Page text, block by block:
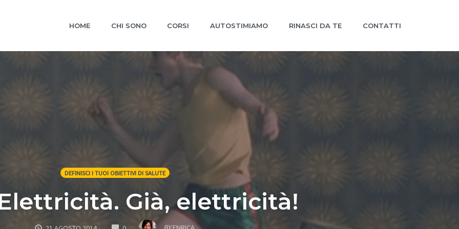
HOME CHI SONO CORSI AUTOSTIMIAMO RINASCI DA TE CONTATTI
DEFINISCI I TUOI OBIETTIVI DI SALUTE
Già, elettricità!
COMMENTS